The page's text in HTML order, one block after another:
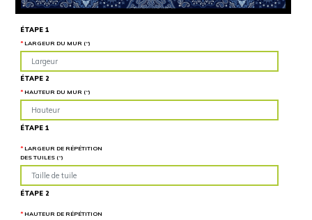
MATÉRIEL
SUPPLÉMENTAIRE
Il est
important
d'ajouter 2
pouces de
matériel
supplémentaire
en largeur et
en hauteur
pour faciliter
l'installation
lors du
recouvrement
d'un mur
ÉTAPE 1
LARGEUR DU MUR (“)